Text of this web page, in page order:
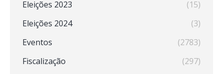
Eleições 2023
(15)
Eleições 2024
(3)
Eventos
(2783)
Fiscalização
(297)